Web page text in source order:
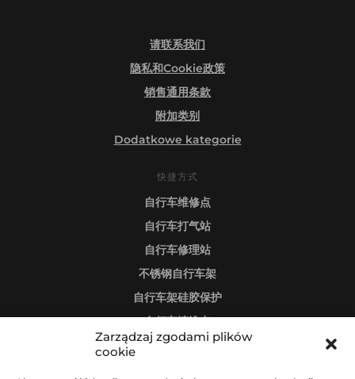
Zarządzaj zgodami plików
cookie
请联系我们
隐私和Cookie政策
销售通用条款
附加类别
Dodatkowe kategorie
快捷方式
自行车维修点
自行车打气站
自行车修理站
不锈钢自行车架
自行车架硅胶保护
自行车清洗点